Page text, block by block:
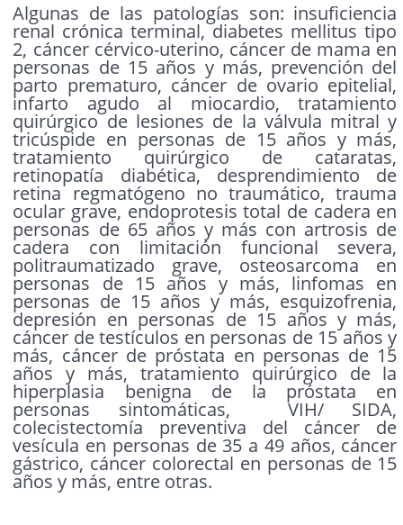
Algunas de las patologías son: insuficiencia
renal crónica terminal, diabetes mellitus tipo
2, cáncer cérvico-uterino, cáncer de mama en
personas de 15 años y más, prevención del
parto prematuro, cáncer de ovario epitelial,
infarto agudo al miocardio, tratamiento
quirúrgico de lesiones de la válvula mitral y
tricúspide en personas de 15 años y más,
tratamiento quirúrgico de cataratas,
retinopatía diabética, desprendimiento de
retina regmatógeno no traumático, trauma
ocular grave, endoprotesis total de cadera en
personas de 65 años y más con artrosis de
cadera con limitación funcional severa,
politraumatizado grave, osteosarcoma en
personas de 15 años y más, linfomas en
personas de 15 años y más, esquizofrenia,
depresión en personas de 15 años y más,
cáncer de testículos en personas de 15 años y
más, cáncer de próstata en personas de 15
años y más, tratamiento quirúrgico de la
hiperplasia benigna de la próstata en
personas sintomáticas, VIH/ SIDA,
colecistectomía preventiva del cáncer de
vesícula en personas de 35 a 49 años, cáncer
gástrico, cáncer colorectal en personas de 15
años y más, entre otras.